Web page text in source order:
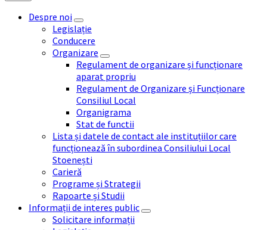
Despre noi
Legislație
Conducere
Organizare
Regulament de organizare și funcționare
aparat propriu
Regulament de Organizare și Funcționare
Consiliul Local
Organigrama
Stat de functii
Lista și datele de contact ale instituțiilor care
funcționează în subordinea Consiliului Local
Stoenești
Carieră
Programe și Strategii
Rapoarte și Studii
Informații de interes public
Solicitare informații